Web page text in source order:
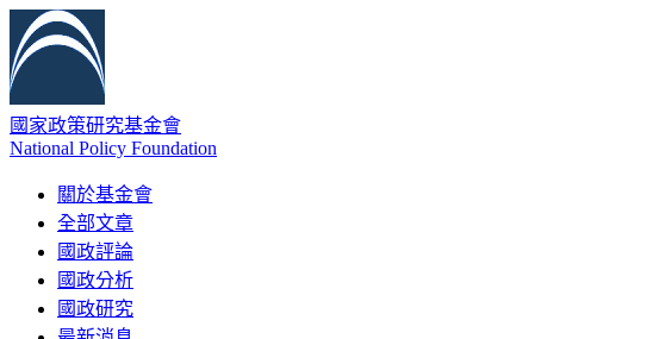
國家政策研究基金會
National Policy Foundation
關於基金會
全部文章
國政評論
國政分析
國政研究